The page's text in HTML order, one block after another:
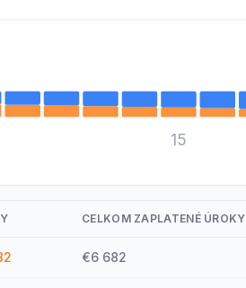
15
CELKOM ZAPLATENÉ ÚROKY
€6 682